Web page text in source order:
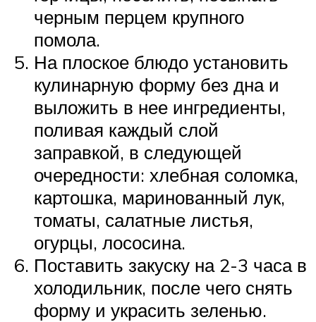
черным перцем крупного
помола.
На плоское блюдо установить
кулинарную форму без дна и
выложить в нее ингредиенты,
поливая каждый слой
заправкой, в следующей
очередности: хлебная соломка,
картошка, маринованный лук,
томаты, салатные листья,
огурцы, лососина.
Поставить закуску на 2-3 часа в
холодильник, после чего снять
форму и украсить зеленью.